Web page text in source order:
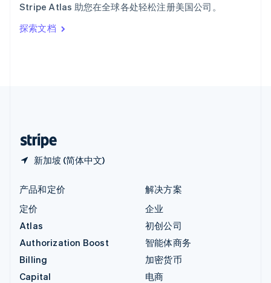
Stripe Atlas 助您在全球各处轻松注册美国公司。
探索文档
新加坡 (简体中文)
ItalianoEnglish
印度
English
产品和定价
定价
Atlas
Authorization Boost
Billing
Capital
解决方案
企业
初创公司
智能体商务
加密货币
电商